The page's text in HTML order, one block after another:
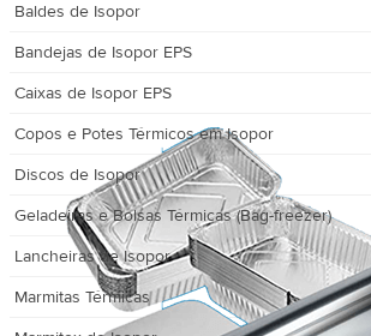
Baldes de Isopor
Bandejas de Isopor EPS
Caixas de Isopor EPS
Copos e Potes Térmicos em Isopor
Discos de Isopor
Geladeiras e Bolsas Térmicas (Bag-freezer)
Lancheiras de Isopor
Marmitas Térmicas